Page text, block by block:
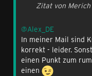
Zitat von Merich
@Alex_DE
In meiner Mail sind
korrekt - leider.
einen Punkt zum
einen